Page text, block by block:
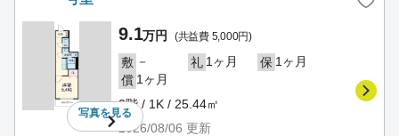
写真を見る
9.1万円 (共益費 5,000円)
敷 － 礼 1ヶ月 保 1ヶ月
償 1ヶ月
2階 / 1K / 25.44㎡
2026/08/06 更新